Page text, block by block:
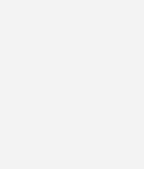
für die Effizienzstrategie
Kamm
im thüringischen Erfurt, „die